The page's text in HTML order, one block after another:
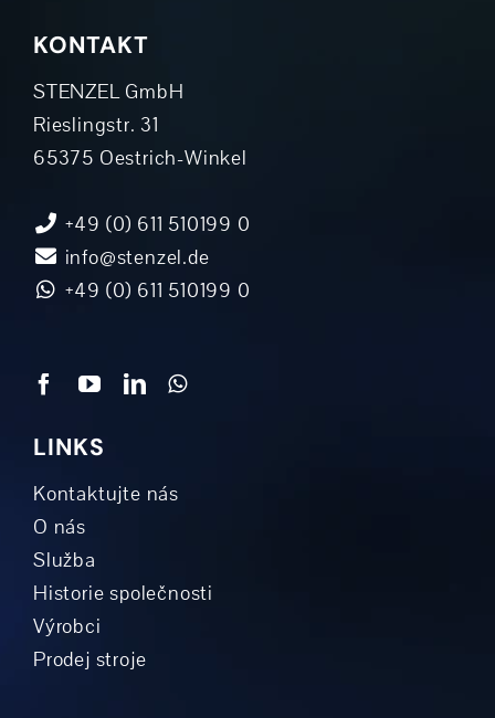
KONTAKT
STENZEL GmbH
Rieslingstr. 31
65375 Oestrich-Winkel
+49 (0) 611 510199 0
info@stenzel.de
+49 (0) 611 510199 0
LINKS
Kontaktujte nás
O nás
Služba
Historie společnosti
Výrobci
Prodej stroje